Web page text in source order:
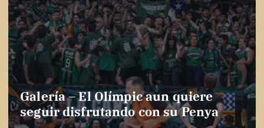
Galería – El Olímpic aun quiere
seguir disfrutando con su Penya